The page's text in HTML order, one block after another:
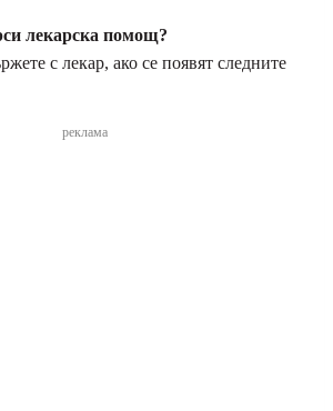
лекарска помощ?
с лекар, ако се появят следните
реклама